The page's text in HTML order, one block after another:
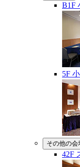
B1F
5F
その他の会
42F